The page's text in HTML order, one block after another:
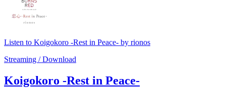
Listen to Koigokoro -Rest in Peace- by rionos
Streaming / Download
Koigokoro -Rest in Peace-